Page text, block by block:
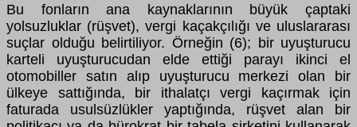
Bu fonların ana kaynaklarının büyük çaptaki
yolsuzluklar (rüşvet), vergi kaçakçılığı ve uluslararası
suçlar olduğu belirtiliyor. Örneğin (6); bir uyuşturucu
karteli uyuşturucudan elde ettiği parayı ikinci el
otomobiller satın alıp uyuşturucu merkezi olan bir
ülkeye sattığında, bir ithalatçı vergi kaçırmak için
faturada usulsüzlükler yaptığında, rüşvet alan bir